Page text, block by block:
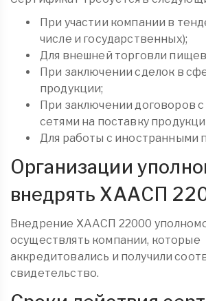
При участии компании в
числе и государственных);
Для внешней торговли
При заключении сделок в
продукции;
При заключении договоров
сетями на поставку
Для работы с иностранными
Организации
внедрять ХААСП
Внедрение ХААСП 22000
осуществлять компании, которые
аккредитовались и получили
свидетельство.